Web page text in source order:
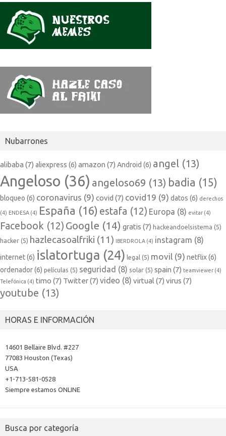
Nubarrones
alibaba (7) aliexpress (6) amazon (7) Android (6) angel (13)
Angeloso (36) angeloso69 (13) badia (15)
bloqueo (6) coronavirus (9) covid (7) covid19 (9) datos (6) derechos
(4) ENDESA (4) España (16) estafa (12) Europa (8) evitar (4)
Facebook (12) Google (14) gratis (7) hackeandoelsistema (5)
hacker (5) hazlecasoalfriki (11) IBERDROLA (4) instagram (8)
internet(6) islatortuga (24) legal (5) movil (9) netflix(6)
ordenador(6) películas (5) seguridad (8) solar (5) spain (7) teamviewer (4)
Telefónica (4) timo (7) Twitter(7) video (8) virtual (7) virus (7)
youtube (13)
HORAS E INFORMACIÓN
14601 Bellaire Blvd. #227
77083 Houston (Texas)
USA
+1-713-581-0528
Siempre estamos ONLINE
Busca por categoría